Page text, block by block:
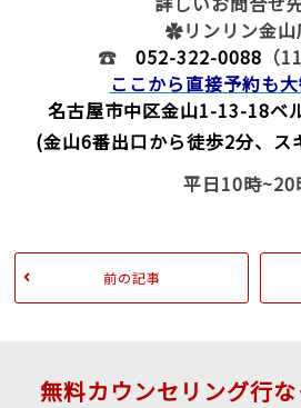
✿リンリン金
☎ 052-322-0088 （
ここから直接予約も
名古屋市中区金山1-13-18ベ
(金山6番出口から徒歩2分、ス
平日10時~20
前の記事
無料カウンセリング行